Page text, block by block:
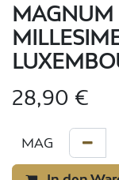
28,90 €